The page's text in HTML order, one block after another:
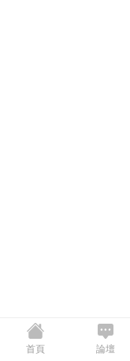
首頁 論壇